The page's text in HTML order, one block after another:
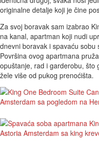
originalne detalje koji je čine
Za svoj boravak sam izabrao
na kanal, apartman koji nudi
dnevni boravak i spavaću
Površina ovog apartmana
opuštanje, rad i garderobu, što
žele više od pukog prenoćišta.